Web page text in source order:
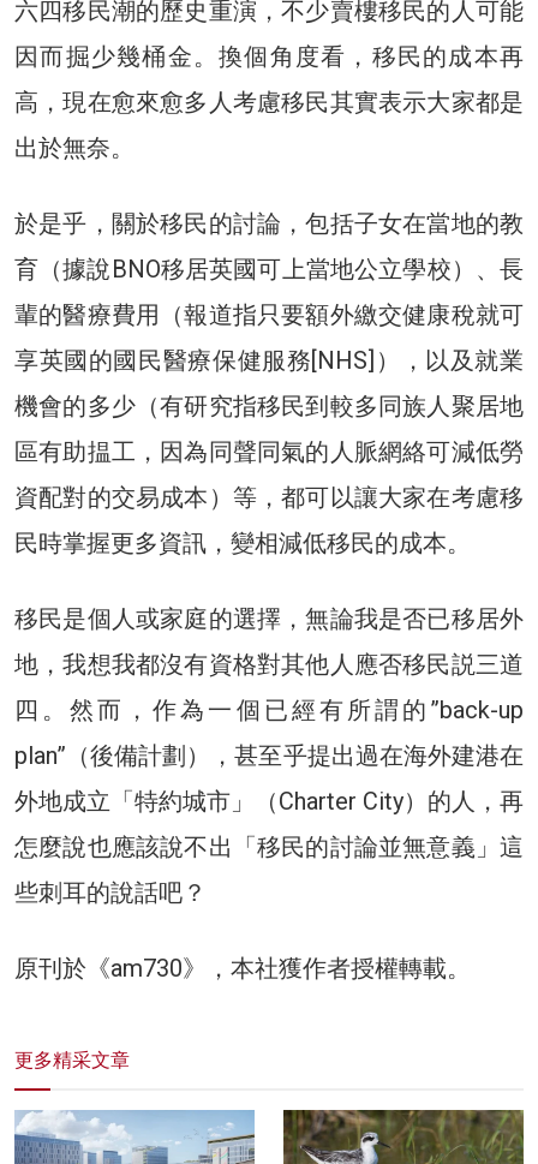
六四移民潮的歷史重演，不少賣樓移民的人可能
因而掘少幾桶金。換個角度看，移民的成本再
高，現在愈來愈多人考慮移民其實表示大家都是
出於無奈。
於是乎，關於移民的討論，包括子女在當地的教
育（據說BNO移居英國可上當地公立學校）、長
輩的醫療費用（報道指只要額外繳交健康稅就可
享英國的國民醫療保健服務[NHS]），以及就業
機會的多少（有研究指移民到較多同族人聚居地
區有助揾工，因為同聲同氣的人脈網絡可減低勞
資配對的交易成本）等，都可以讓大家在考慮移
民時掌握更多資訊，變相減低移民的成本。
移民是個人或家庭的選擇，無論我是否已移居外
地，我想我都沒有資格對其他人應否移民説三道
四。然而，作為一個已經有所謂的”back-up
plan”（後備計劃），甚至乎提出過在海外建港在
外地成立「特約城市」（Charter City）的人，再
怎麼說也應該說不出「移民的討論並無意義」這
些刺耳的說話吧？
原刊於《am730》，本社獲作者授權轉載。
更多精采文章